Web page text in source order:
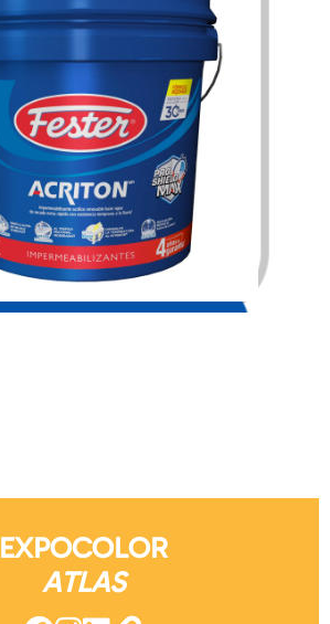
$782.00
EXPOCOLOR
ATLAS